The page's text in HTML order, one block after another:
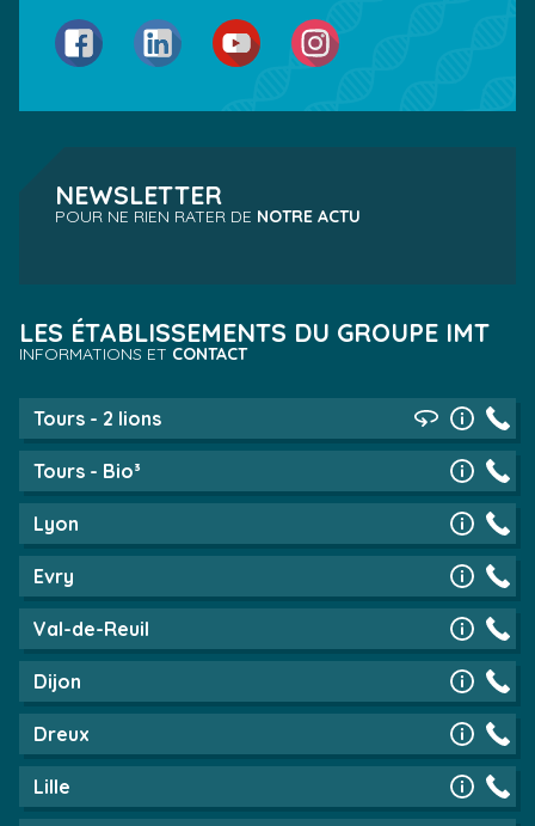
FacebookLinkedIn YouTube Instagram
NEWSLETTER
POUR NE RIEN RATER DE NOTRE ACTU
LES ÉTABLISSEMENTS DU GROUPE IMT
INFORMATIONS ET CONTACT
Tours - 2 lions
Tours - Bio³
Lyon
Evry
Val-de-Reuil
Dijon
Dreux
Lille